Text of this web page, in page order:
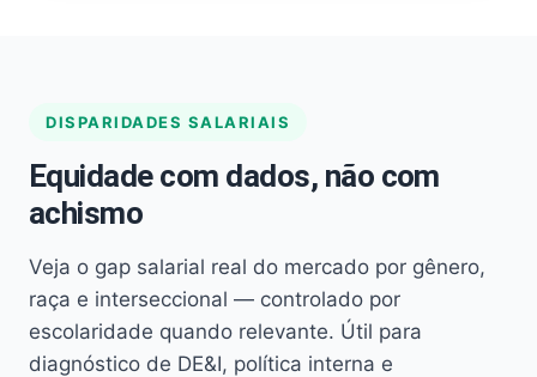
DISPARIDADES SALARIAIS
Equidade com dados, não com
achismo
Veja o gap salarial real do mercado por gênero,
raça e interseccional — controlado por
escolaridade quando relevante. Útil para
diagnóstico de DE&I, política interna e